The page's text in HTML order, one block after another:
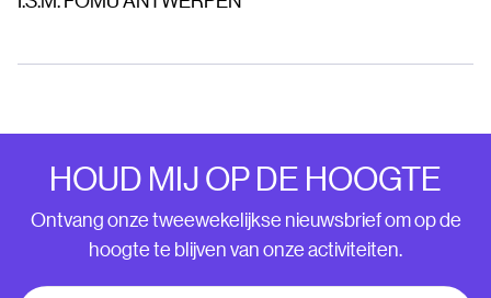
HOUD MIJ OP DE HOOGTE
Ontvang onze tweewekelijkse nieuwsbrief om op de
hoogte te blijven van onze activiteiten.